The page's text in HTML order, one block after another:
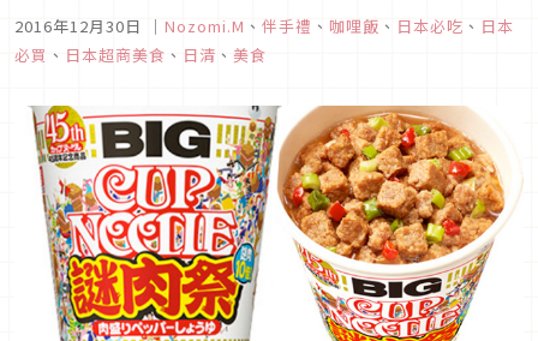
但是現在竟然有不用微波，不用開火加熱，跟泡麵一樣只要加熱
水就可以吃到跟現煮一樣好吃的咖哩飯！！ 真的是超乎我的想
2016年12月30日 ｜ Nozomi.M 、 伴手禮 、 咖哩飯 、 日本必吃 、 日本
必買 、 日本超商美食 、 日清 、 美食